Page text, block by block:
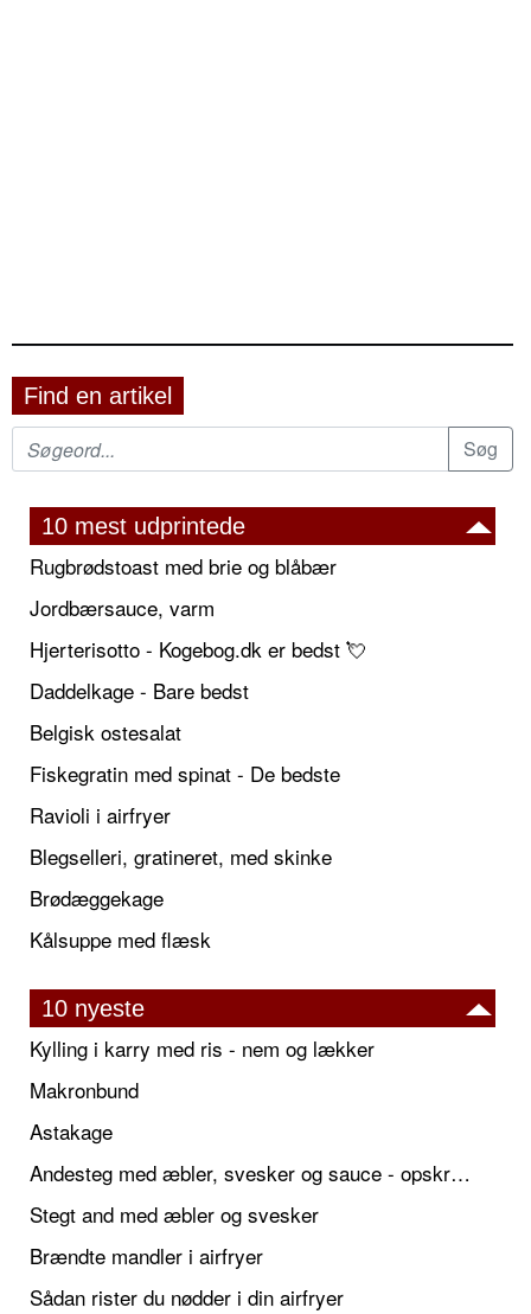
Find en artikel
10 mest udprintede
Rugbrødstoast med brie og blåbær
Jordbærsauce, varm
Hjerterisotto - Kogebog.dk er bedst 💘
Daddelkage - Bare bedst
Belgisk ostesalat
Fiskegratin med spinat - De bedste
Ravioli i airfryer
Blegselleri, gratineret, med skinke
Brødæggekage
Kålsuppe med flæsk
10 nyeste
Kylling i karry med ris - nem og lækker
Makronbund
Astakage
Andesteg med æbler, svesker og sauce - opskrift også til jul
Stegt and med æbler og svesker
Brændte mandler i airfryer
Sådan rister du nødder i din airfryer